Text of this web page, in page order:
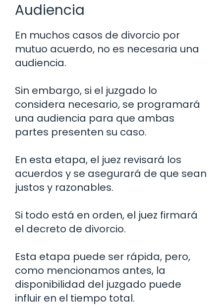
Audiencia
En muchos casos de divorcio por
mutuo acuerdo, no es necesaria una
audiencia.
Sin embargo, si el juzgado lo
considera necesario, se programará
una audiencia para que ambas
partes presenten su caso.
En esta etapa, el juez revisará los
acuerdos y se asegurará de que sean
justos y razonables.
Si todo está en orden, el juez firmará
el decreto de divorcio.
Esta etapa puede ser rápida, pero,
como mencionamos antes, la
disponibilidad del juzgado puede
influir en el tiempo total.